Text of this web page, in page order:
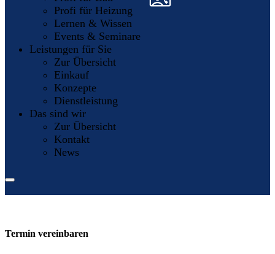
Profi für Heizung
Lernen & Wissen
Events & Seminare
Leistungen für Sie
Zur Übersicht
Einkauf
Konzepte
Dienstleistung
Das sind wir
Zur Übersicht
Kontakt
News
Termin vereinbaren